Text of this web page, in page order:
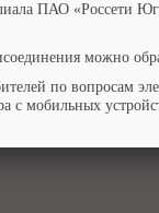
ПАО «Россети
можно
по вопросам
с мобильных